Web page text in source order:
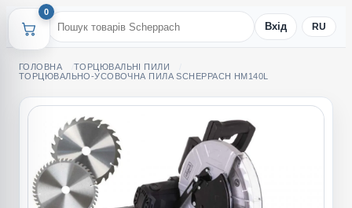
0
Вхід RU
ГОЛОВНА
ТОРЦЮВАЛЬНІ ПИЛИ
ТОРЦЮВАЛЬНО-УСОВОЧНА ПИЛА SCHEPPACH HM140L